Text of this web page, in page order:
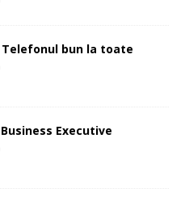
Telefonul bun la toate
Executive